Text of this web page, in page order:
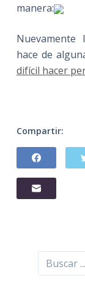
manera:
hace de
difícil hacer
Compartir:
Buscar